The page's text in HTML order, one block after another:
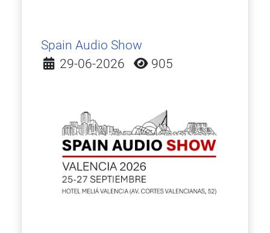
Spain Audio Show
Detalles
29-06-2026 905